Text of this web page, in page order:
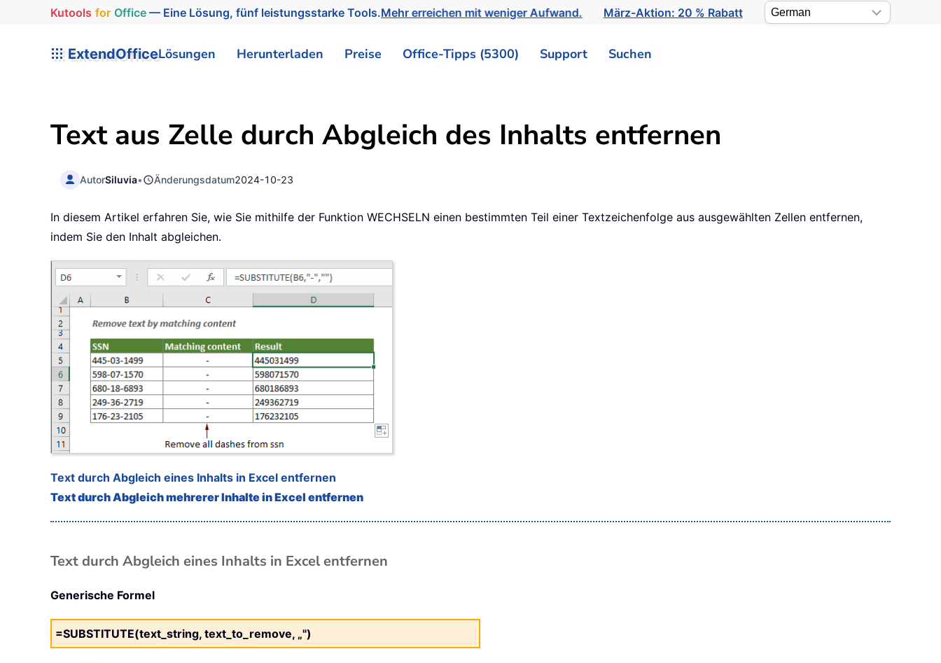
Kutools for Office— Eine Lösung, fünf leistungsstarke Tools.Mehr erreichen mit weniger Aufwand. März-Aktion: 20 % Rabatt
ExtendOfficeLösungen Herunterladen Preise Office-Tipps (5300) Support Suchen
Text aus Zelle durch Abgleich des Inhalts entfernen
AutorSiluvia• Änderungsdatum2024-10-23
In diesem Artikel erfahren Sie, wie Sie mithilfe der Funktion WECHSELN einen bestimmten Teil einer Textzeichenfolge aus ausgewählten Zellen entfernen,
indem Sie den Inhalt abgleichen.
Text durch Abgleich eines Inhalts in Excel entfernen
Text durch Abgleich mehrerer Inhalte in Excel entfernen
Text durch Abgleich eines Inhalts in Excel entfernen
Generische Formel
=SUBSTITUTE(text_string, text_to_remove, „")